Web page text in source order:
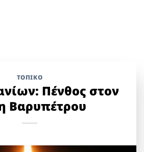
ΤΟΠΙΚΌ
Πένθος στον
Βαρυπέτρου